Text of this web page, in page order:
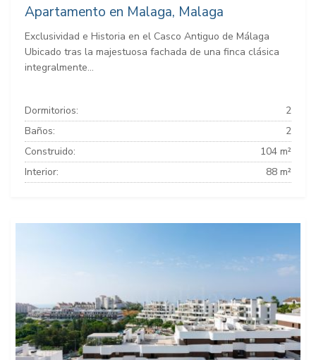
Apartamento en Malaga, Malaga
Exclusividad e Historia en el Casco Antiguo de Málaga
Ubicado tras la majestuosa fachada de una finca clásica
integralmente...
Dormitorios:
2
Baños:
2
Construido:
104 m²
Interior:
88 m²